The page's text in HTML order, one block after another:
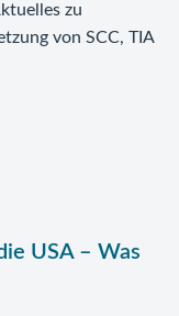
zu
von SCC, TIA
USA – Was